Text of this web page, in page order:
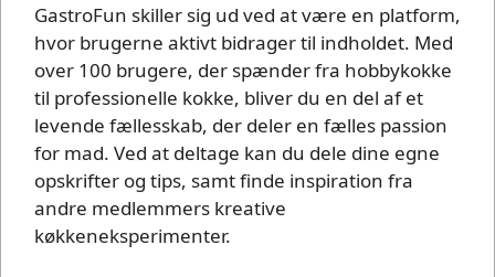
GastroFun skiller sig ud ved at være en platform,
hvor brugerne aktivt bidrager til indholdet. Med
over 100 brugere, der spænder fra hobbykokke
til professionelle kokke, bliver du en del af et
levende fællesskab, der deler en fælles passion
for mad. Ved at deltage kan du dele dine egne
opskrifter og tips, samt finde inspiration fra
andre medlemmers kreative
køkkeneksperimenter.